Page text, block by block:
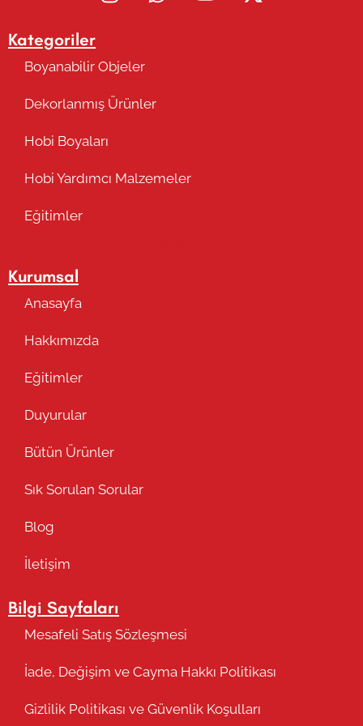
Kategoriler
Boyanabilir Objeler
Dekorlanmış Ürünler
Hobi Boyaları
Hobi Yardımcı Malzemeler
Eğitimler
Kurumsal
Anasayfa
Hakkımızda
Eğitimler
Duyurular
Bütün Ürünler
Sık Sorulan Sorular
Blog
İletişim
Bilgi Sayfaları
Mesafeli Satış Sözleşmesi
İade, Değişim ve Cayma Hakkı Politikası
Gizlilik Politikası ve Güvenlik Koşulları